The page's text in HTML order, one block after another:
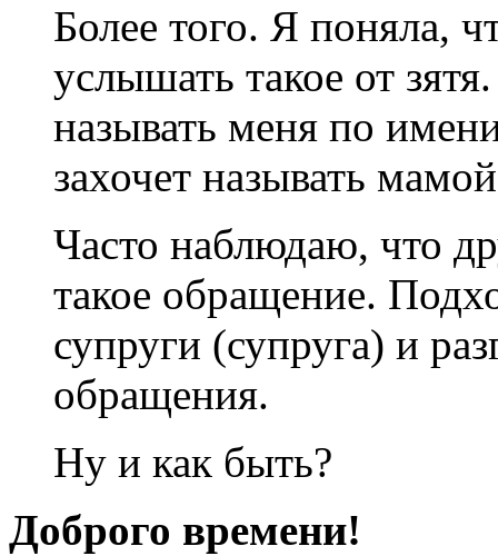
Более того. Я поняла,
услышать такое от
называть меня по
захочет называть
Часто наблюдаю, что
такое обращение.
супруги (супруга) и
обращения.
Ну и как быть?
Доброго времени!